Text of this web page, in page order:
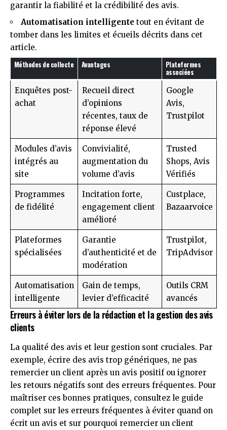
garantir la fiabilité et la crédibilité des avis.
Automatisation intelligente tout en évitant de
tomber dans les limites et écueils décrits dans cet
article.
Méthodes de collecte Avantages Plateformes
associées
Enquêtes post-
achat
Recueil direct
d’opinions
récentes, taux de
réponse élevé
Google
Avis,
Trustpilot
Modules d’avis
intégrés au
site
Convivialité,
augmentation du
volume d’avis
Trusted
Shops, Avis
Vérifiés
Programmes
de fidélité
Incitation forte,
engagement client
amélioré
Custplace,
Bazaarvoice
Plateformes
spécialisées
Garantie
d’authenticité et de
modération
Trustpilot,
TripAdvisor
Automatisation
intelligente
Gain de temps,
levier d’efficacité
Outils CRM
avancés
Erreurs à éviter lors de la rédaction et la gestion des avis
clients
La qualité des avis et leur gestion sont cruciales. Par
exemple, écrire des avis trop génériques, ne pas
remercier un client après un avis positif ou ignorer
les retours négatifs sont des erreurs fréquentes. Pour
maîtriser ces bonnes pratiques, consultez le guide
complet sur les erreurs fréquentes à éviter quand on
écrit un avis et sur pourquoi remercier un client